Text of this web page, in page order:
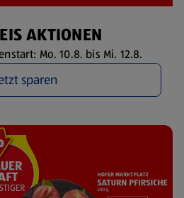
AKTIONEN
Mo. 10.8. bis Mi. 12.8.
sparen